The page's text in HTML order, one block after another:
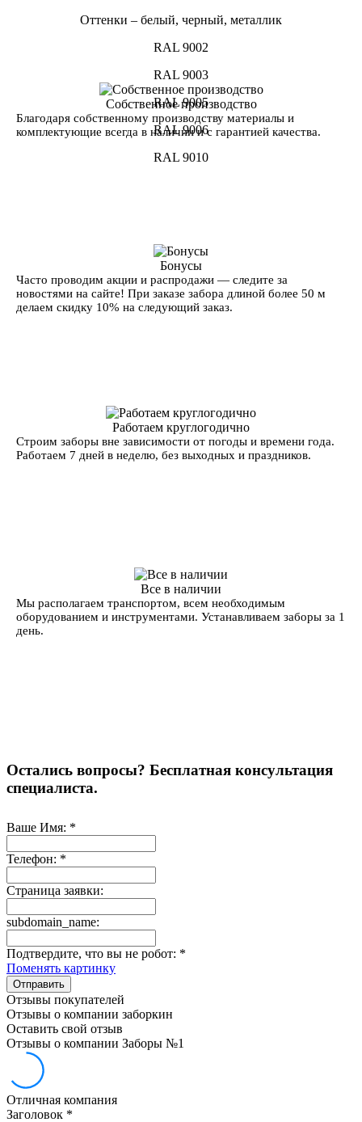
Оттенки – белый, черный, металлик
RAL 9002
RAL 9003
RAL 9005
RAL 9006
RAL 9010
Собственное производство
Благодаря собственному производству материалы и
комплектующие всегда в наличии и с гарантией качества.
Бонусы
Часто проводим акции и распродажи — следите за
новостями на сайте! При заказе забора длиной более 50 м
делаем скидку 10% на следующий заказ.
Работаем круглогодично
Строим заборы вне зависимости от погоды и времени года.
Работаем 7 дней в неделю, без выходных и праздников.
Все в наличии
Мы располагаем транспортом, всем необходимым
оборудованием и инструментами. Устанавливаем заборы за 1
день.
Остались вопросы? Бесплатная консультация
специалиста.
Ваше Имя: *
Телефон: *
Страница заявки:
subdomain_name:
Подтвердите, что вы не робот: *
Поменять картинку
Отправить
Отзывы покупателей
Отзывы о компании заборкин
Оставить свой отзыв
Отзывы о компании Заборы №1
Отличная компания
Заголовок *